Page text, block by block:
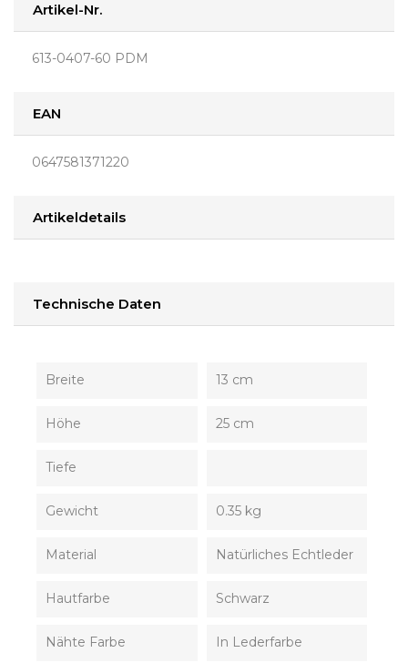
Artikel-Nr.
613-0407-60 PDM
EAN
0647581371220
Artikeldetails
Technische Daten
Breite 13 cm
Höhe 25 cm
Tiefe
Gewicht 0.35 kg
Material Natürliches Echtleder
Hautfarbe Schwarz
Nähte Farbe In Lederfarbe